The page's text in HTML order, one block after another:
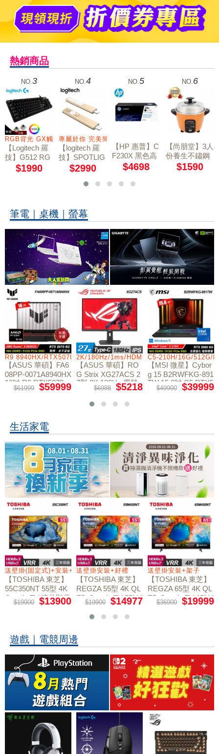
熱銷商品
入
NO.3
RGB背光 GX觸感茶軸
【Logitech 羅
技】G512 RG
B 機械遊戲鍵
$1990
NO. 4
專屬於你 完美簡報
【logitech 羅
技】SPOTLIG
HT簡報器-香
$2990
NO.5
【HP 惠普】C
F230X 黑色高
容量碳粉匣 30
$4698
NO. 6
【尚朋堂】3人
份養生不鏽鋼
電鍋SSC-03K
$1590
筆電｜桌機｜螢幕
R9 8940HX/RTX5070/512GB/16G
【ASUS 華碩】FA6
08PP-0071A8940HX
16吋 R9 RTX5070
電競筆電
$61999 $59999
2K/180Hz/1ms/HDMI/DP/IPS/Type-C
【ASUS 華碩】RO
G Strix XG27ACS 2
7型 2K 180Hz 電競
$6988 $5218
C5-210H/16G/512G/
【MSI 微星】Cybor
g 15 B2RWFKG-891
TW 15.6吋 C5 RTX5
060 電競筆電
$49900 $39999
生活家電
送壁掛(固定式)+安裝+好禮贈
【TOSHIBA 東芝】
55C350NT 55型 4K
Google TV 液晶顯示
器｜含壁掛(固定式)
$19900 $13900
送壁掛安裝+好禮
【TOSHIBA 東芝】
REGZA 55型 4K QL
ED Google TV 55M4
50NT液晶顯示器｜
含壁掛(固定式)+安
$19900 $14977
送壁掛安裝+架子
【TOSHIBA 東芝】
REGZA 65型 4K QL
ED Google TV 65M4
50NT液晶顯示器｜
$36900 $19999
遊戲｜電競周邊